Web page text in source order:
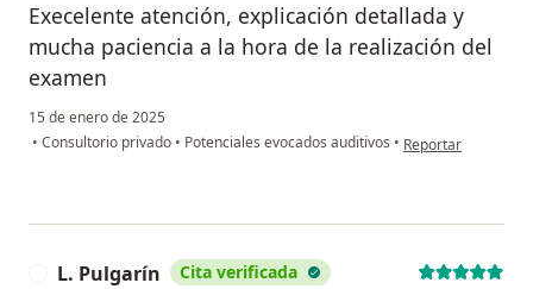
Execelente atención, explicación detallada y
mucha paciencia a la hora de la realización del
examen
15 de enero de 2025
• Consultorio privado • Potenciales evocados auditivos • en opinión del
Reportar
L. Pulgarín Cita verificada